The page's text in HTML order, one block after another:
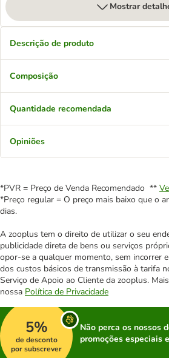
Mostrar
Descrição de produto
Composição
Quantidade recomendada
Opiniões
*PVR = Preço de Venda Recomendado **
*Preço regular = O preço mais baixo que o
dias.
A zooplus tem o direito de utilizar o seu
publicidade direta de bens ou serviços
opor-se a qualquer momento, sem incorrer
dos custos básicos de transmissão à tarifa
Serviço de Apoio ao Cliente da zooplus.
nossa Política de Privacidade
5%
de desconto
por subscrever
Não perca os nossos
promoções especiais